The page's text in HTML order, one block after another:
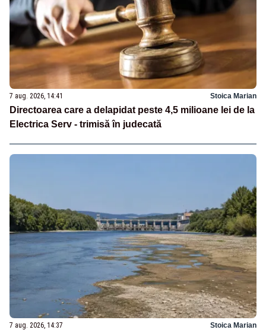
7 aug. 2026, 14:41 Stoica Marian
Directoarea care a delapidat peste 4,5 milioane lei de la
Electrica Serv - trimisă în judecată
7 aug. 2026, 14:37 Stoica Marian